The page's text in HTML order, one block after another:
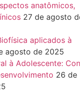
anatômicos,
27 de agosto
aplicados à
agosto de 2025
à Adolescente:
26 de